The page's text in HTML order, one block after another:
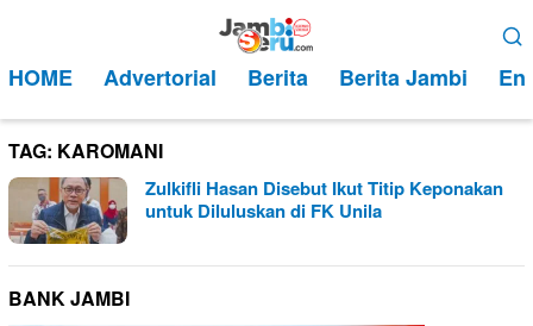
kontenMobile
HOME Advertorial Berita Berita Jambi
TAG: KAROMANI
Zulkifli Hasan Disebut Ikut Titip Keponakan
untuk Diluluskan di FK Unila
BANK JAMBI